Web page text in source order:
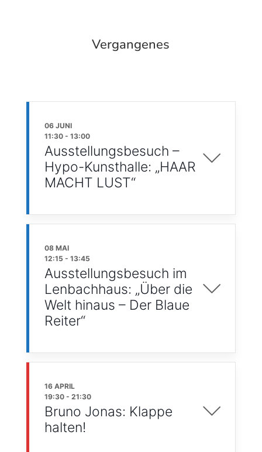
Vergangenes
06 JUNI
11:30- 13:00
Ausstellungsbesuch –
Hypo-Kunsthalle: „HAAR
MACHT LUST“
08 MAI
12:15 - 13:45
Ausstellungsbesuch im
Lenbachhaus: „Über die
Welt hinaus – Der Blaue
Reiter“
16 APRIL
19:30- 21:30
Bruno Jonas: Klappe
halten!